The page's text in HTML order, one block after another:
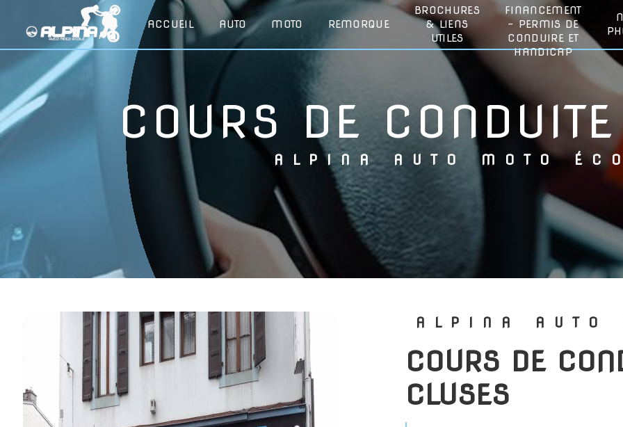
ACCUEIL AUTO MOTO REMORQUE
BROCHURES
& LIENS
UTILES
FINANCEMENT
- PERMIS DE
CONDUIRE ET
HANDICAP
COURS DE
ALPINA AUTO MOTO
ALPINA AUTO
COURS DE CONDUITE PRÈS DE
CLUSES
Panneau de gestion des cookies